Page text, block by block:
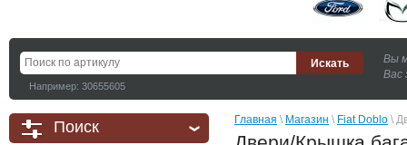
Например: 30655605
Вы
Вас
Поиск Главная \ Магазин \ Fiat Doblo \